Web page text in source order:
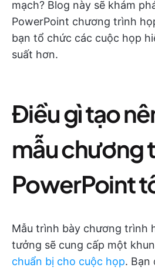
mạch? Blog này sẽ khám
PowerPoint chương trình
bạn tổ chức các cuộc họp
suất hơn.
Điều gì tạo
mẫu chương
PowerPoint
Mẫu trình bày chương trình
tưởng sẽ cung cấp một
chuẩn bị cho cuộc họp. Bạn